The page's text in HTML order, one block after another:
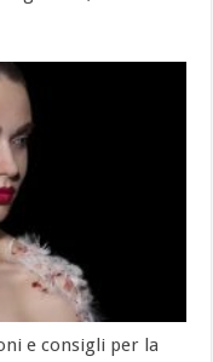
e consigli per la